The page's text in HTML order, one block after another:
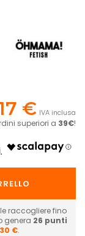
€ IVA inclusa
superiori a 39€!
raccogliere fino
genera 26 punti
€.